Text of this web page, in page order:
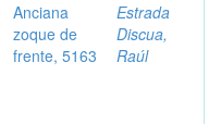
Anciana
zoque de
frente, 5163
Estrada
Discua,
Raúl